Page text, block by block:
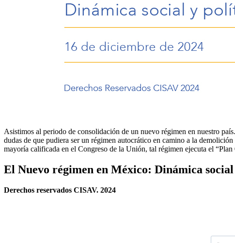
Asistimos al periodo de consolidación de un nuevo régimen en nuestro
dudas de que pudiera ser un régimen autocrático en camino a la
mayoría calificada en el Congreso de la Unión, tal régimen ejecuta el
El Nuevo régimen en México: Dinámica
Derechos reservados CISAV. 2024